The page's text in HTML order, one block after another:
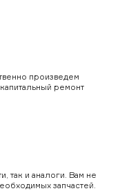
произведем
ремонт
так и аналоги. Вам не
запчастей.